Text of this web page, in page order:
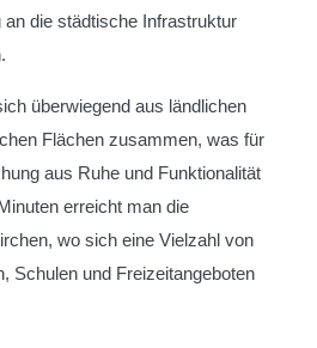
an die städtische Infrastruktur
überwiegend aus ländlichen
Flächen zusammen, was für
aus Ruhe und Funktionalität
erreicht man die
wo sich eine Vielzahl von
Schulen und Freizeitangeboten